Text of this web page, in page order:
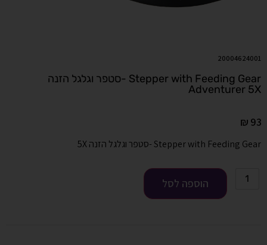
20004624001
Stepper with Feeding Gear -סטפר וגלגל הזנה
Adventurer 5X
₪ 93
Stepper with Feeding Gear -סטפר וגלגל הזנה 5X
הוספה לסל